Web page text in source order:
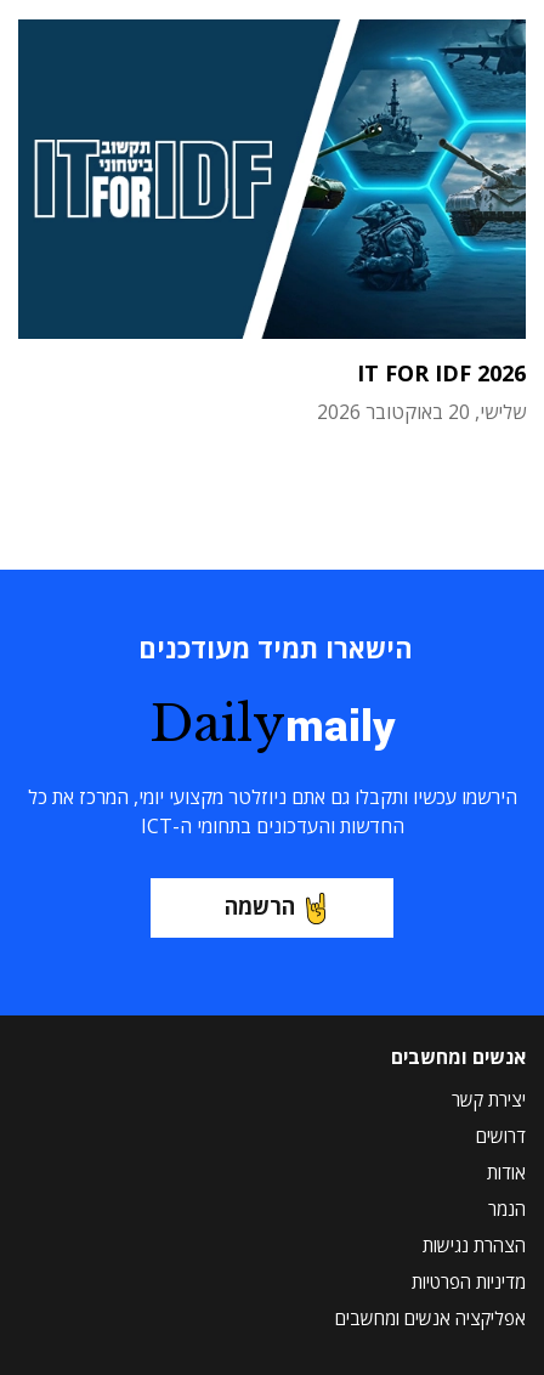
IT FOR IDF 2026
שלישי, 20 באוקטובר 2026
הישארו תמיד מעודכנים
Dailymaily
הירשמו עכשיו ותקבלו גם אתם ניוזלטר מקצועי יומי, המרכז את כל
החדשות והעדכונים בתחומי ה-ICT
הרשמה
אנשים ומחשבים
יצירת קשר
דרושים
אודות
הנמר
הצהרת נגישות
מדיניות הפרטיות
אפליקציה אנשים ומחשבים